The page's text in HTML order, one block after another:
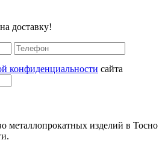
доставку!
конфиденциальности сайта
металлопрокатных изделий в Тосно